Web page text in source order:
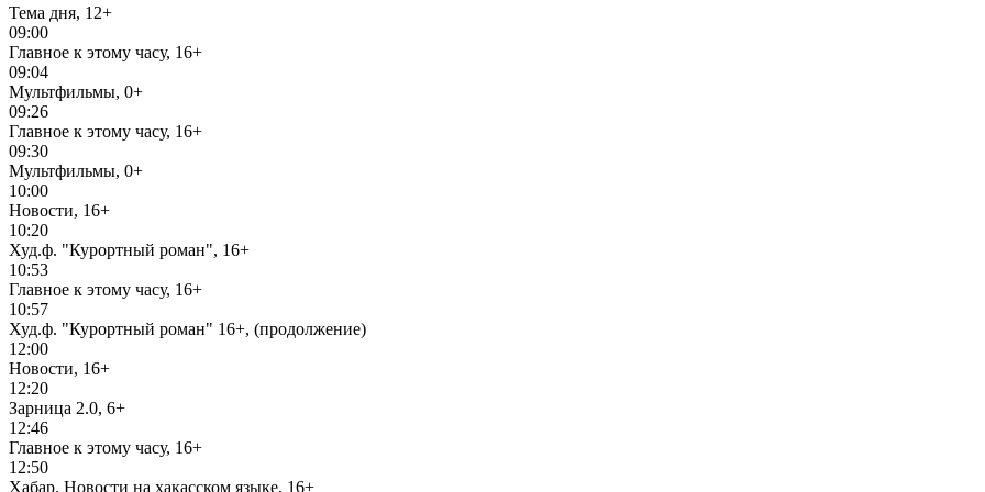
Тема дня, 12+
09:00
Главное к этому часу, 16+
09:04
Мультфильмы, 0+
09:26
Главное к этому часу, 16+
09:30
Мультфильмы, 0+
10:00
Новости, 16+
10:20
Худ.ф. "Курортный роман", 16+
10:53
Главное к этому часу, 16+
10:57
Худ.ф. "Курортный роман" 16+, (продолжение)
12:00
Новости, 16+
12:20
Зарница 2.0, 6+
12:46
Главное к этому часу, 16+
12:50
Хабар. Новости на хакасском языке, 16+